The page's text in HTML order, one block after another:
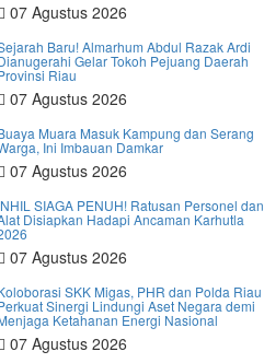
07 Agustus 2026
Baru! Almarhum Abdul Razak Ardi
Gelar Tokoh Pejuang Daerah
Riau
07 Agustus 2026
Muara Masuk Kampung dan Serang
Ini Imbauan Damkar
07 Agustus 2026
SIAGA PENUH! Ratusan Personel dan
Disiapkan Hadapi Ancaman Karhutla
07 Agustus 2026
SKK Migas, PHR dan Polda Riau
Sinergi Lindungi Aset Negara demi
Ketahanan Energi Nasional
07 Agustus 2026